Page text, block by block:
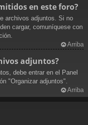
en este foro?
archivos adjuntos. Si no
cargar, comuníquese con
Arriba
adjuntos?
debe entrar en el Panel
"Organizar adjuntos".
Arriba